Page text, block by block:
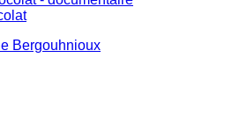
Bergouhnioux